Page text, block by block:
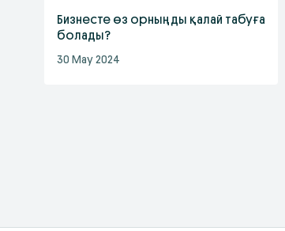
Бизнесте өз орныңды қалай табуға
болады?
30 May 2024